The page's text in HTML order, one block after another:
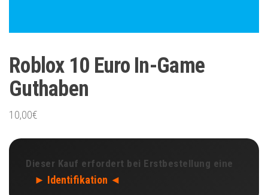
Roblox 10 Euro In-Game
Guthaben
10,00€
Dieser Kauf erfordert bei Erstbestellung eine
► Identifikation ◄